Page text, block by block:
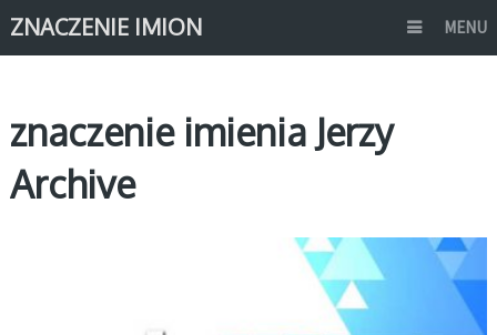
ZNACZENIE IMION MENU
znaczenie imienia Jerzy
Archive